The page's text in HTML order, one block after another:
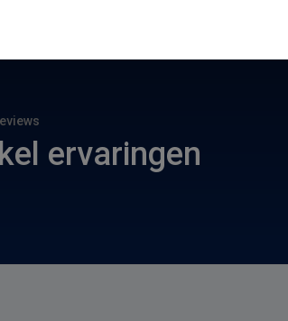
ervaringen